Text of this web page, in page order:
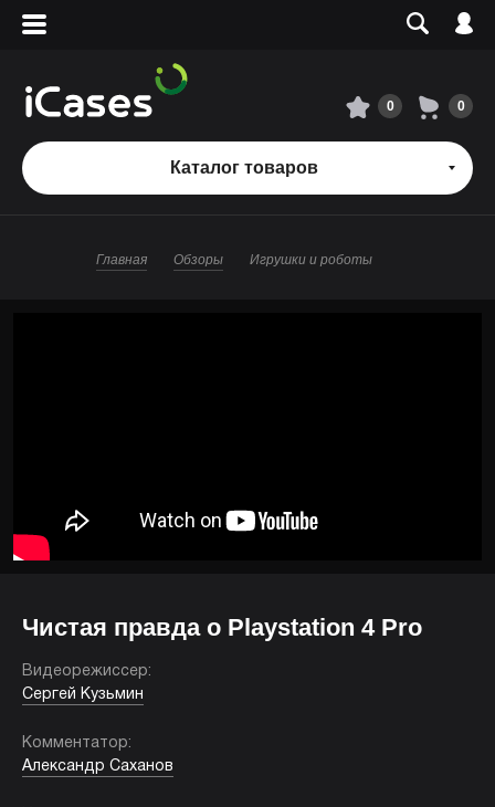
Вход
Сервисный центр
О магазине
Адреса магазинов
0 0
Каталог товаров
Главная Обзоры Игрушки и роботы
Чистая правда о Playstation 4 Pro
Видеорежиссер:
Сергей Кузьмин
Комментатор:
Александр Саханов